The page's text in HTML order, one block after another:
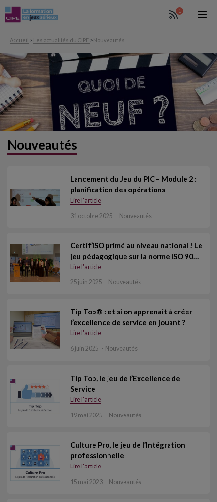
1
Accueil > Les actualités du CIPE > Nouveautés
Nouveautés
Lancement du Jeu du PIC – Module 2 :
planification des opérations
Lire l'article
31 octobre 2025 Nouveautés
Certif’ISO primé au niveau national ! Le
jeu pédagogique sur la norme ISO 90…
Lire l'article
25 juin 2025 Nouveautés
Tip Top® : et si on apprenait à créer
l’excellence de service en jouant ?
Lire l'article
6 juin 2025 Nouveautés
Tip Top, le jeu de l’Excellence de
Service
Lire l'article
19 mai 2025 Nouveautés
Culture Pro, le jeu de l’Intégration
professionnelle
Lire l'article
15 mai 2023 Nouveautés